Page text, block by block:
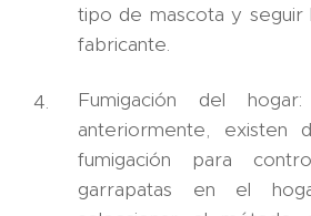
tipo de mascota y seguir
fabricante.
Fumigación del
anteriormente, existen
fumigación para
garrapatas en el